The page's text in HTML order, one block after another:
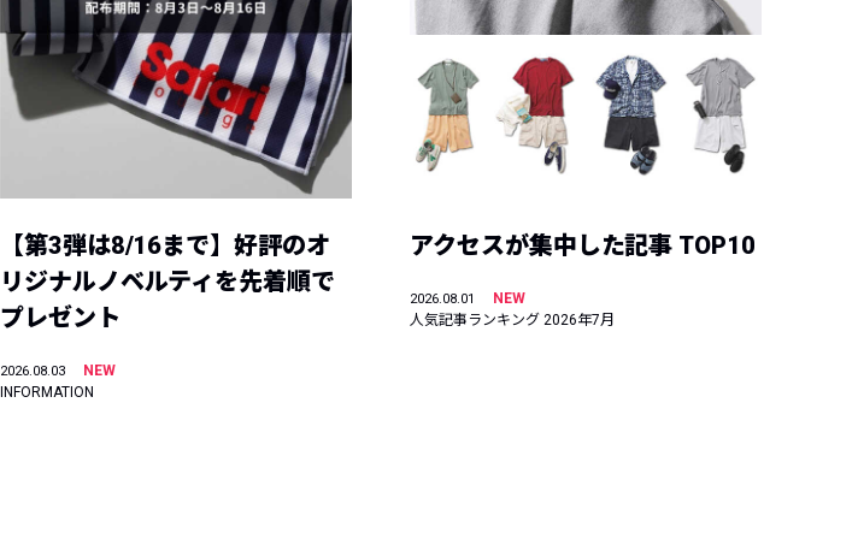
【第3弾は8/16まで】好評のオ
リジナルノベルティを先着順で
プレゼント
2026.08.03
NEW
INFORMATION
アクセスが集中した記事 TOP10
2026.08.01
NEW
人気記事ランキング 2026年7月